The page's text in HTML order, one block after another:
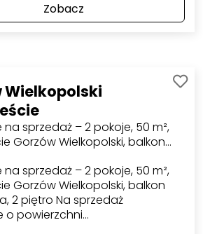
Zobacz
Wielkopolski
na sprzedaż – 2 pokoje, 50 m²,
Gorzów Wielkopolski, balkon…
na sprzedaż – 2 pokoje, 50 m²,
Gorzów Wielkopolski, balkon
2 piętro Na sprzedaż
o powierzchni…